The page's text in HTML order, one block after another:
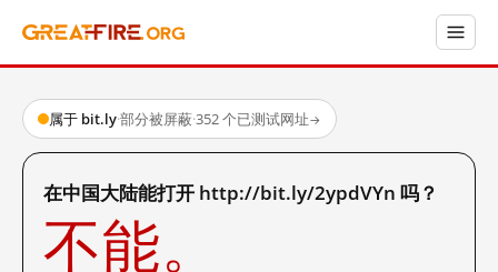
属于 bit.ly·部分被屏蔽·352 个已测试网址→
在中国大陆能打开 http://bit.ly/2ypdVYn 吗？
不能。